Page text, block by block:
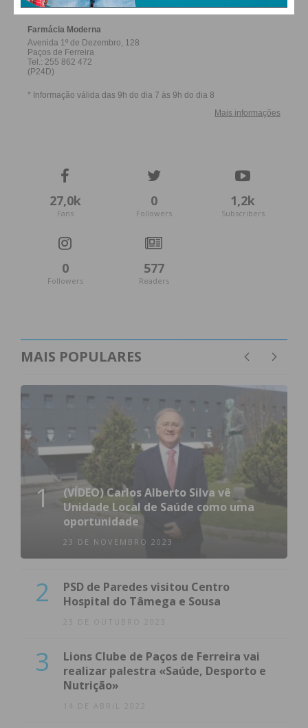
27,0k
Fans
0
Followers
1,2k
Subscribers
0
Followers
577
Readers
MAIS POPULARES
1
(VÍDEO) Carlos Alberto Silva vê
Unidade Local de Saúde como uma
oportunidade
23 DE NOVEMBRO 2023
2
PSD de Paredes visitou Centro
Hospital do Tâmega e Sousa
23 DE OUTUBRO 2023
3
Lions Clube de Paços de Ferreira vai
realizar palestra «Saúde, Desporto e
Nutrição»
14 DE ABRIL 2022